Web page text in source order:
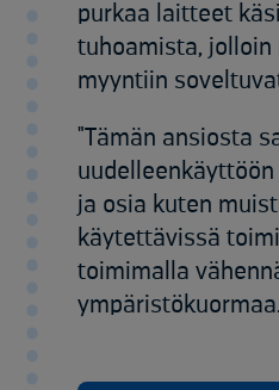
purkaa laitteet
tuhoamista,
myyntiin
"Tämän ansiosta
ja osia kuten
käytettävissä
toimimalla